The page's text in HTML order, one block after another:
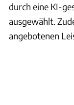
durch eine KI-
ausgewählt.
angebotenen